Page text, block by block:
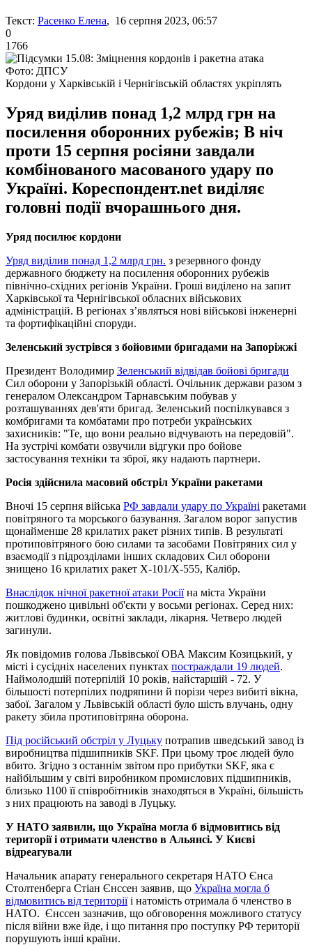
Текст: Расенко Елена, 16 серпня 2023, 06:57
0
1766
Фото: ДПСУ
Кордони у Харківській і Чернігівській областях укріплять
Уряд виділив понад 1,2 млрд грн на
посилення оборонних рубежів; В ніч
проти 15 серпня росіяни завдали
комбінованого масованого удару по
Україні. Кореспондент.net виділяє
головні події вчорашнього дня.
Уряд посилює кордони
Уряд виділив понад 1,2 млрд грн. з резервного фонду
державного бюджету на посилення оборонних рубежів
північно-східних регіонів України. Гроші виділено на запит
Харківської та Чернігівської обласних військових
адміністрацій. В регіонах з’являться нові військові інженерні
та фортифікаційні споруди.
Зеленський зустрівся з бойовими бригадами на Запоріжжі
Президент Володимир Зеленський відвідав бойові бригади
Сил оборони у Запорізькій області. Очільник держави разом з
генералом Олександром Тарнавським побував у
розташуваннях дев'яти бригад. Зеленський поспілкувався з
комбригами та комбатами про потреби українських
захисників: "Те, що вони реально відчувають на передовій".
На зустрічі комбати озвучили відгуки про бойове
застосування техніки та зброї, яку надають партнери.
Росія здійснила масовий обстріл України ракетами
Вночі 15 серпня війська РФ завдали удару по Україні ракетами
повітряного та морського базування. Загалом ворог запустив
щонайменше 28 крилатих ракет різних типів. В результаті
протиповітряного бою силами та засобами Повітряних сил у
взаємодії з підрозділами інших складових Сил оборони
знищено 16 крилатих ракет Х-101/Х-555, Калібр.
Внаслідок нічної ракетної атаки Росіїна міста України
пошкоджено цивільні об'єкти у восьми регіонах. Серед них:
житлові будинки, освітні заклади, лікарня. Четверо людей
загинули.
Як повідомив голова Львівської ОВА Максим Козицький, у
місті і сусідніх населених пунктах постраждали 19 людей.
Наймолодшій потерпілій 10 років, найстаршій - 72. У
більшості потерпілих подряпини й порізи через вибиті вікна,
забої. Загалом у Львівській області було шість влучань, одну
ракету збила протиповітряна оборона.
Під російський обстріл у Луцьку потрапив шведський завод із
виробництва підшипників SKF. При цьому троє людей було
вбито. Згідно з останнім звітом про прибутки SKF, яка є
найбільшим у світі виробником промислових підшипників,
близько 1100 її співробітників знаходяться в Україні, більшість
з них працюють на заводі в Луцьку.
У НАТО заявили, що Україна могла б відмовитись від
території і отримати членство в Альянсі. У Києві
відреагували
Начальник апарату генерального секретаря НАТО Єнса
Столтенберга Стіан Єнссен заявив, що Україна могла б
відмовитись від територіїі натомість отримала б членство в
НАТО. Єнссен зазначив, що обговорення можливого статусу
після війни вже йде, і що питання про поступку РФ території
порушують інші країни.